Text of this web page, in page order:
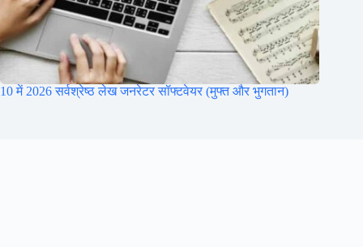
10 में 2026 सर्वश्रेष्ठ लेख जनरेटर सॉफ्टवेयर (मुफ्त और भुगतान)